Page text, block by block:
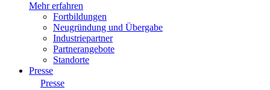
Mehr erfahren
Fortbildungen
Neugründung und Übergabe
Industriepartner
Partnerangebote
Standorte
Presse
Presse